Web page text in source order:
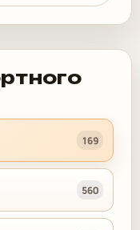
169
560